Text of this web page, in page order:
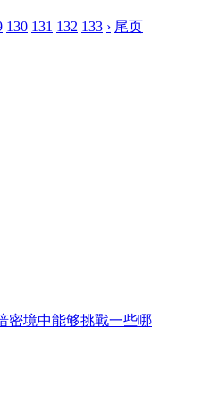
130 131 132 133 › 尾页
密境中能够挑戰一些哪